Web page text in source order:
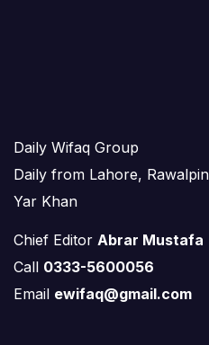
Daily Wifaq Group
Daily from Lahore,
Yar Khan
Chief Editor Abrar Mustafa
Call 0333-5600056
Email ewifaq@gmail.com